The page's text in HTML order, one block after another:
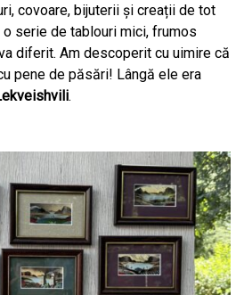
covoare, bijuterii și creații de tot
serie de tablouri mici, frumos
diferit. Am descoperit cu uimire că
pene de păsări! Lângă ele era
.